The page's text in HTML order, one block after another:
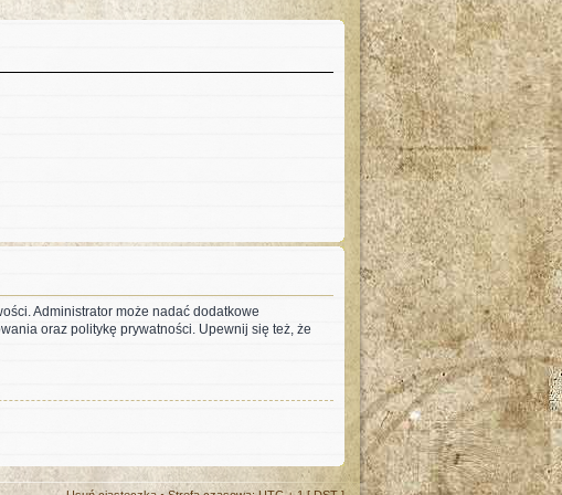
Administrator może nadać dodatkowe
oraz politykę prywatności. Upewnij się też, że